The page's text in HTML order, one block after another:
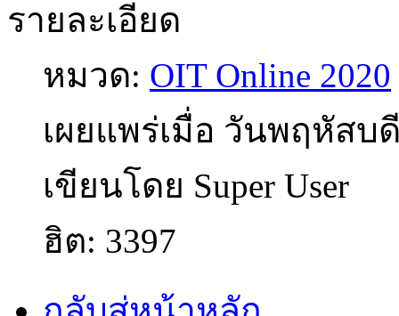
รายละเอียด
หมวด: OIT Online 2020
เผยแพร่เมื่อ วันพฤหัสบ
เขียนโดย Super User
ฮิต: 3397